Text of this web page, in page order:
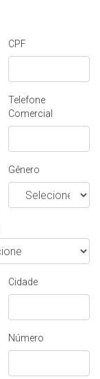
CPF
Telefone
Comercial
Gênero
Cidade
Número